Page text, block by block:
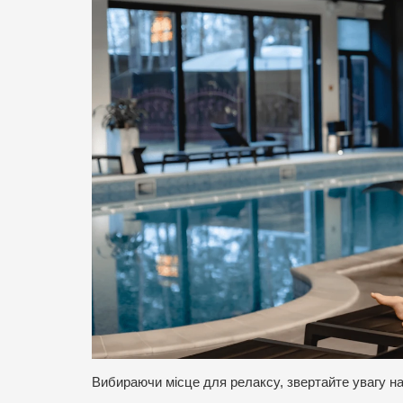
Вибираючи місце для релаксу, звертайте увагу